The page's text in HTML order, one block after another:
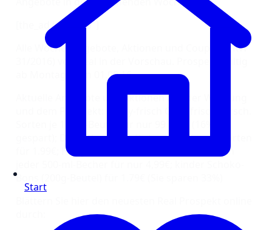
[the_ad id=“1316″]
Alle Wochenangebote, Aktionen und Coupons (KW
ab Montag, dem 01.08.16
Aktuelle Angebote und Aktionen aus der Werbung
gespart); Dr. Oetker Pizza Ristorante diverse Sorten
für 1.99€; Häagen Dazs Eis verschiedene Sorten
Bons (200g-Beutel) für 1.79€ (Sie sparen 33%)
Start